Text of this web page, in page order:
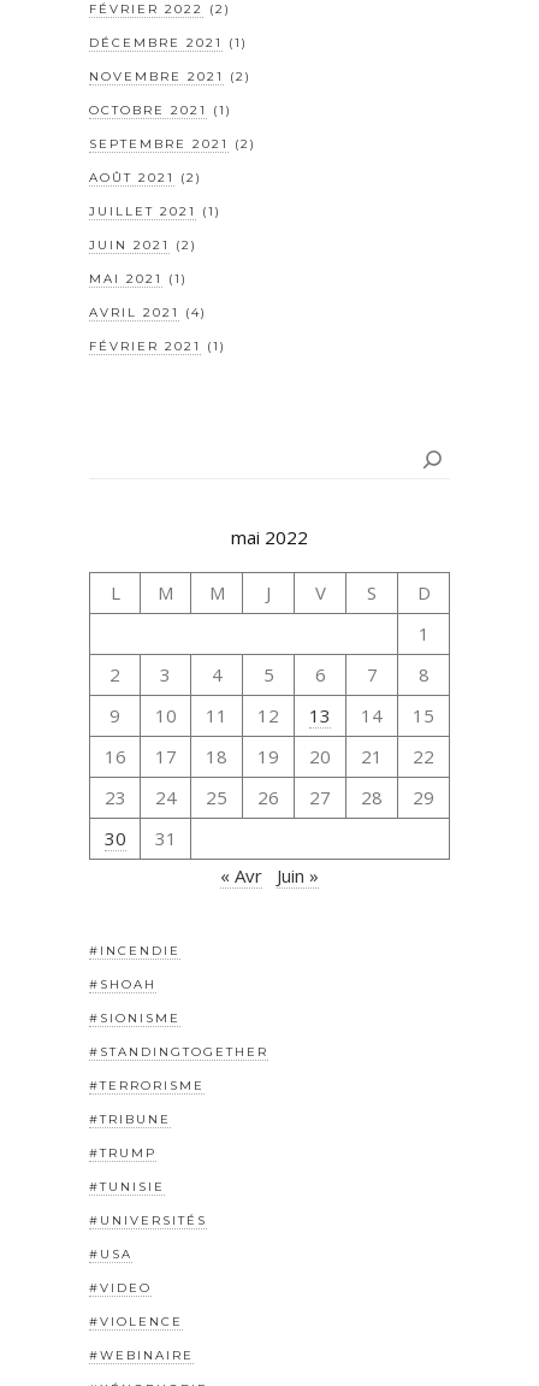
FÉVRIER 2022 (2)
DÉCEMBRE 2021 (1)
NOVEMBRE 2021 (2)
OCTOBRE 2021 (1)
SEPTEMBRE 2021 (2)
AOÛT 2021 (2)
JUILLET 2021 (1)
JUIN 2021 (2)
MAI 2021 (1)
AVRIL 2021 (4)
FÉVRIER 2021 (1)
mai 2022
L M M J V S
D
1
2
3 4 5 6 7
8
9
10 11 12 13 14
15
16
17 18 19 20 21
22
23
24 25 26 27 28
29
30
31
« Avr
Juin »
#INCENDIE
#SHOAH
#SIONISME
#STANDINGTOGETHER
#TERRORISME
#TRIBUNE
#TRUMP
#TUNISIE
#UNIVERSITÉS
#USA
#VIDEO
#VIOLENCE
#WEBINAIRE